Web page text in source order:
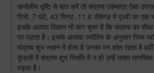
खगोलीय दृष्टि से बात करें तो चंद्रमा एकमात्र ऐसा
दिनों, 7 घंटे, 43 मिनट, 11.6 सेकेण्ड में पृथ्वी का एक
इसके अलावा विज्ञान भी मान चुका है कि चंद्रमा का
पर पड़ता है। इसके अलावा ज्योतिष के अनुसार जिस
चंद्रमा शुभ स्थान में होता है उनका मन शांत रहता है
कुंडली में चंद्रमा शुभ स्थिति में न हो उन्हें तमाम
पड़ता है।